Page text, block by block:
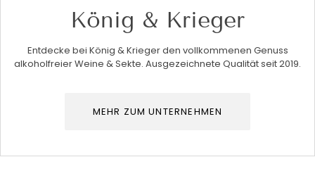
König & Krieger
Entdecke bei König & Krieger den vollkommenen Genuss
alkoholfreier Weine & Sekte. Ausgezeichnete Qualität seit 2019.
MEHR ZUM UNTERNEHMEN